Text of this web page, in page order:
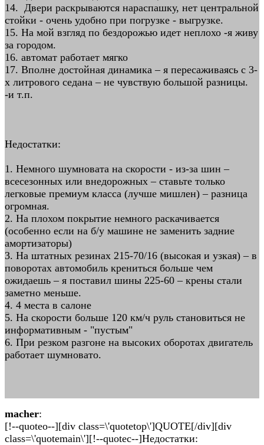
14. Двери раскрываются нараспашку, нет центральной
стойки - очень удобно при погрузке - выгрузке.
15. На мой взгляд по бездорожью идет неплохо -я живу
за городом.
16. автомат работает мягко
17. Вполне достойная динамика – я пересаживаясь с 3-
х литрового седана – не чувствую большой разницы.
-и т.п.
Недостатки:
1. Немного шумновата на скорости - из-за шин –
всесезонных или внедорожных – ставьте только
легковые премиум класса (лучше мишлен) – разница
огромная.
2. На плохом покрытие немного раскачивается
(особенно если на б/у машине не заменить задние
амортизаторы)
3. На штатных резинах 215-70/16 (высокая и узкая) – в
поворотах автомобиль крениться больше чем
ожидаешь – я поставил шины 225-60 – крены стали
заметно меньше.
4. 4 места в салоне
5. На скорости больше 120 км/ч руль становиться не
информативным - "пустым"
6. При резком разгоне на высоких оборотах двигатель
работает шумновато.
macher:
[!--quoteo--][div class=\'quotetop\']QUOTE[/div][div
class=\'quotemain\'][!--quotec--]Недостатки: